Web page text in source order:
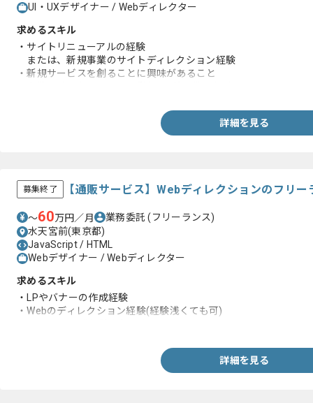
UI・UXデザイナー / Webディレクター
求めるスキル
・サイトリニューアルの経験
または、新規事業のサイトディレクション経験
・新規サービスを創ることに興味があること
詳細を見る
募集終了 【通販サービス】Webディレクションのフリ
〜60万円／月 業務委託(フリーランス)
水天宮前(東京都)
JavaScript / HTML
Webデザイナー / Webディレクター
求めるスキル
・LPやバナーの作成経験
・Webのディレクション経験(経験浅くても可)
詳細を見る